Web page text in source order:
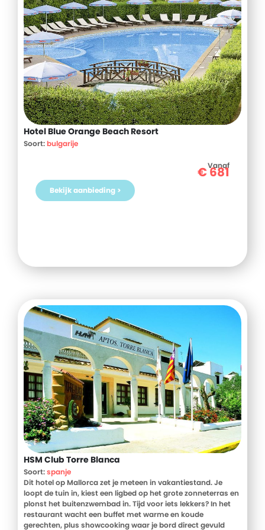
Hotel Blue Orange Beach Resort
Soort:bulgarije
Vanaf
€681
Bekijk aanbieding >
HSM Club Torre Blanca
Soort:spanje
Dit hotel op Mallorca zet je meteen in vakantiestand. Je
loopt de tuin in, kiest een ligbed op het grote zonneterras en
plonst het buitenzwembad in. Tijd voor iets lekkers? In het
restaurant wacht een buffet met warme en koude
gerechten, plus showcooking waar je bord direct gevuld